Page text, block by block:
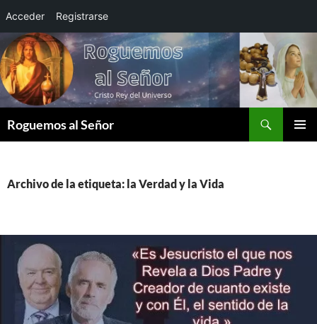
Acceder Registrarse
Saltar
al
contenido
Roguemos al Señor
Archivo de la etiqueta: la Verdad y la Vida